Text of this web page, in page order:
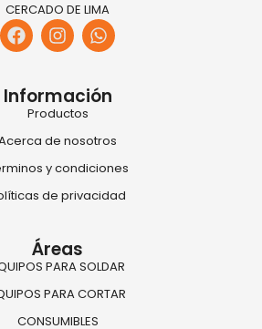
CERCADO DE LIMA
Información
Productos
de nosotros
y condiciones
de privacidad
Áreas
PARA SOLDAR
PARA CORTAR
CONSUMIBLES